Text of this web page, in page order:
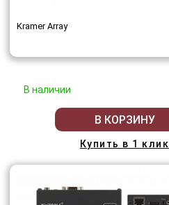
Kramer Array
В наличии
В КОРЗИНУ
Купить в 1 клик